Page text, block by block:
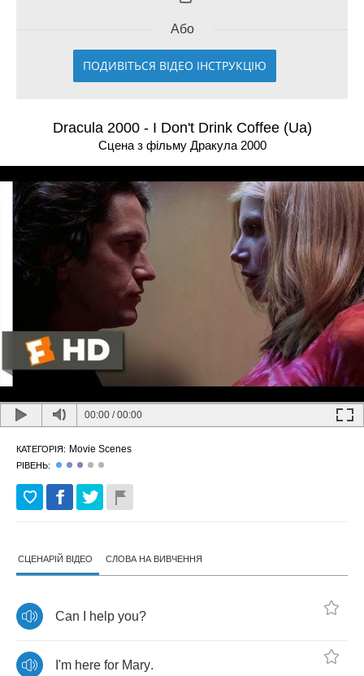
Або
ПОДИВІТЬСЯ ВІДЕО ІНСТРУКЦІЮ
Dracula 2000 - I Don't Drink Coffee (Ua)
Сцена з фільму Дракула 2000
00:00 /00:00
КАТЕГОРІЯ: Movie Scenes
РІВЕНЬ:
СЦЕНАРІЙ ВІДЕО СЛОВА НА ВИВЧЕННЯ
Can help you?
I'm here for Mary.